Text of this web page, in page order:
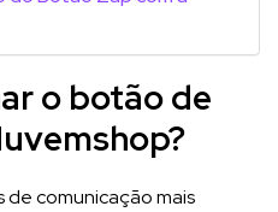
o botão de
de comunicação mais